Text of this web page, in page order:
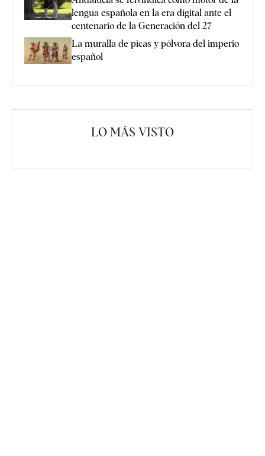
lengua española en la era digital ante el
centenario de la Generación del 27
La muralla de picas y pólvora del imperio
español
LO MÁS VISTO